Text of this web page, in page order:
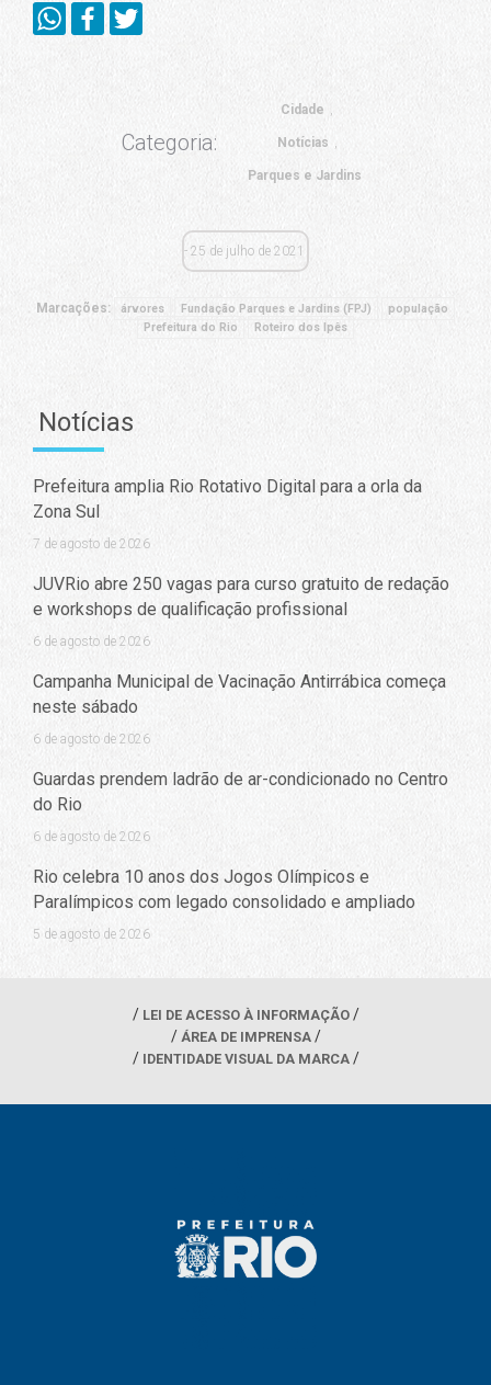
Categoria:
Cidade
Notícias
Parques e Jardins
25 de julho de 2021
Marcações: árvores Fundação Parques e Jardins (FPJ)
população
Prefeitura do Rio
Roteiro dos Ipês
Notícias
Prefeitura amplia Rio Rotativo Digital para a orla da
Zona Sul
7 de agosto de 2026
JUVRio abre 250 vagas para curso gratuito de redação
e workshops de qualificação profissional
6 de agosto de 2026
Campanha Municipal de Vacinação Antirrábica começa
neste sábado
6 de agosto de 2026
Guardas prendem ladrão de ar-condicionado no Centro
do Rio
6 de agosto de 2026
Rio celebra 10 anos dos Jogos Olímpicos e
Paralímpicos com legado consolidado e ampliado
5 de agosto de 2026
LEI DE ACESSO À INFORMAÇÃO
ÁREA DE IMPRENSA
IDENTIDADE VISUAL DA MARCA